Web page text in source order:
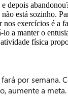
depois
está sozinho.
exercícios é a
a manter o
física
por semana.
aumente a meta.